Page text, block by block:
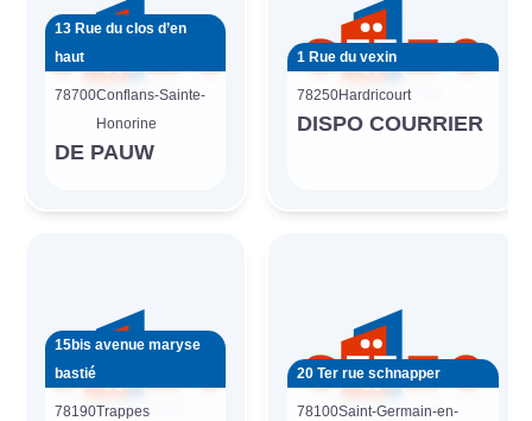
13 Rue du clos d’en
haut
78700Conflans-Sainte-
Honorine
DE PAUW
1 Rue du vexin
78250Hardricourt
DISPO COURRIER
15bis avenue maryse
bastié
78190Trappes
20 Ter rue schnapper
78100Saint-Germain-en-